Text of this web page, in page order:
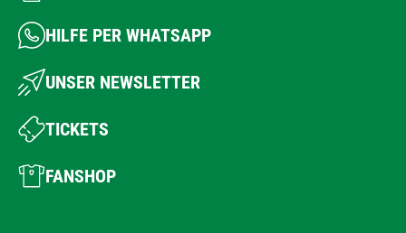
HILFE PER WHATSAPP
UNSER NEWSLETTER
TICKETS
FANSHOP